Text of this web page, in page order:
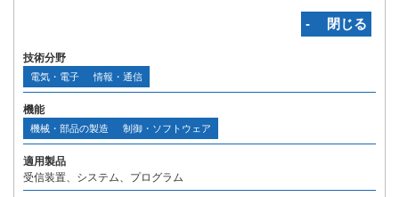
‐ 閉じる
技術分野
電気・電子 情報・通信
機能
機械・部品の製造 制御・ソフトウェア
適用製品
受信装置、システム、プログラム